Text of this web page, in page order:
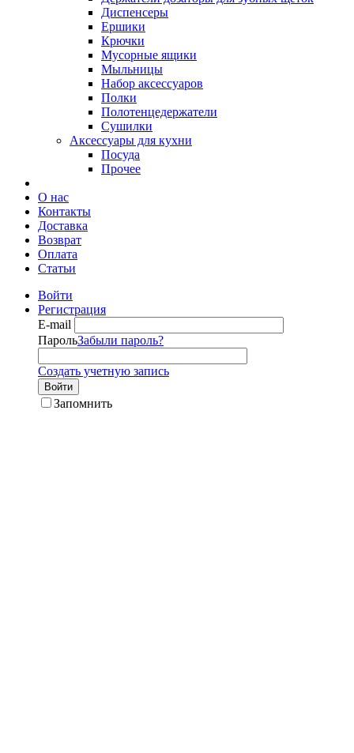
Диспенсеры
Ершики
Крючки
Мусорные ящики
Мыльницы
Набор аксессуаров
Полки
Полотенцедержатели
Сушилки
Аксессуары для кухни
Посуда
Прочее
О нас
Контакты
Доставка
Возврат
Оплата
Статьи
Войти
Регистрация
E-mail
ПарольЗабыли пароль?
Создать учетную запись
Войти
Запомнить